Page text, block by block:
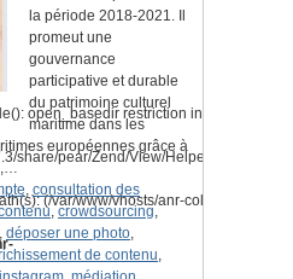
open_basedir restriction in effect.
share/pear/Zend/View/Helper/
(/var/www/vhosts/anr-
la période 2018-2021. Il
promeut une
gouvernance
participative et durable
du patrimoine culturel
maritime dans les
européennes grâce à
, consultation des
, crowdsourcing,
, déposer une photo,
de contenu,